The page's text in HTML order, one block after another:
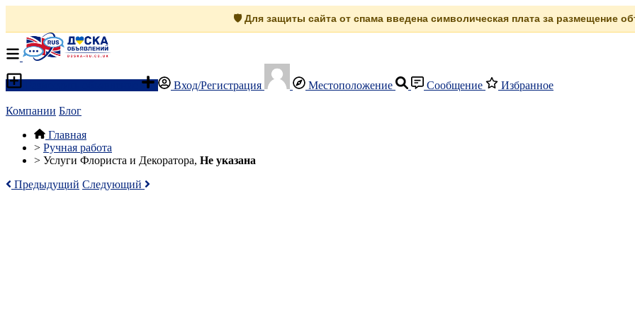
🛡️ Для защиты сайта от спама введена символическая плата за размещение
Вход/Регистрация Местоположение Сообщение Избранное
Компании Блог
Главная
> Ручная работа
> Услуги Флориста и Декоратора, Не указана
Предыдущий Следующий